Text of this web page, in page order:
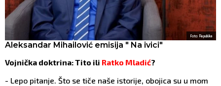
Foto: Republika
Aleksandar Mihailović emisija " Na ivici"
Vojnička doktrina: Tito ili Ratko Mladić?
- Lepo pitanje. Što se tiče naše istorije, obojica su u mom